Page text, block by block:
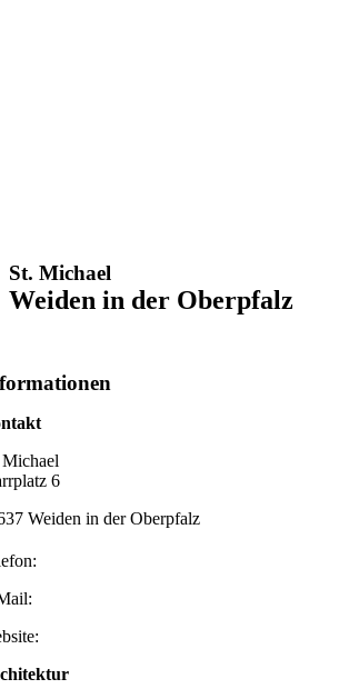
St. Michael
Weiden in der Oberpfalz
6
Weiden in der Oberpfalz